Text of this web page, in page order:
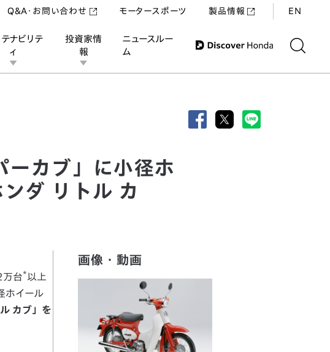
ナビリテ
ィ
投資家情
報
ニュースルー
ム
Q&A・お問い合わせ モータースポーツ 製品情報 EN
ンパクトな原付バイク「ホンダ リトル カブ」を発売
ーカブ」に小径ホ
ダ リトル カ
台* 以上
ホイール
カブ」を
画像・動画